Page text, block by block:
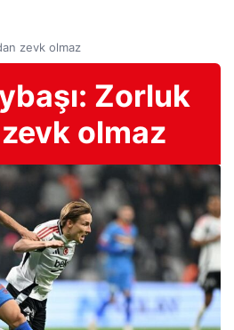
zevk olmaz
Zorluk
olmaz